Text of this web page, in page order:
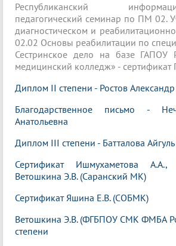
Республиканский
педагогический семинар по ПМ 02.
диагностическом и
02.02 Основы реабилитации по
Сестринское дело на базе
медицинский колледж» -
Диплом II степени - Ростов Александр
Благодарственное письмо -
Анатольевна
Диплом III степени - Батталова
Сертификат Ишмухаметова А.А.,
Ветошкина Э.В. (Саранский МК)
Сертификат Яшина Е.В. (СОБМК)
Ветошкина Э.В. (ФГБПОУ СМК ФМБА
степени